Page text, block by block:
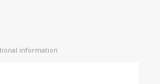
information